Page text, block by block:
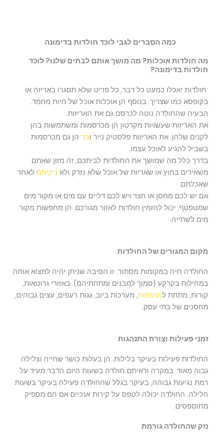
כמה הסברים לגבי לוכד חולדות בדימונה
מה חולדות אוכלות? מה מושך אותם לבתים שלנו? לוכד
חולדות בדימונה?
חולדות יאכלו כמעט כל דבר, כל פריט שלא תסגרו באריזה או
בקופסא כמו שצריך. בנוסף הן אוכלות אוכל של חיות מחמד.
הבעיה שהחולדה נוטה לכרסם גם את האריזות.
את האריזות שעשויות מקרטון הן מכרסמות ומשתמשות בהן
לקנים שלהן. את האריזות פלסטיק נייר ובד הן גם מכרסמות
בשביל להגיע לאוכל עצמו.
בדרך כלל מה שמושך את החולדות לביתכם, זה מזון שאתם
משאירים בחוץ או שאריות של אוכל שלא נזרק ולא ניקיתם לאחר
שאכלתם.
אם יש לכם מחסן או חצר ויש לכם דליים עם מים או מקור מים
שמטפטף, יכול להזמין חולדות לאזור מגורכם. הן מחפשות מקור
מים לשתייה.
מקום המגורים של החולדות
החולדה חיה במקומות מסתור. זו הסיבה שניתן יהיה למצוא אותה
במחילות בקרקע (סמוך למבנים ומתחתיהם). באזורי גרוטאות,
קורות, מתחת למרצפות, מערכות ביוב, גגות רעפים, עצים גבוהים,
מחסנים של בתי עסק.
זמני פעילות וצורת התנהגות
החולדות פעילות בעיקר בלילות. הן בעלות כושר שחייה וצלילה
גבוה מאוד. במקרה וראיתם חולדה בשעות היום הדבר מעיד על
רמת נגיעות גבוהה, בעיקר בגלל שהחולדה פעילה בעיקר בשעות
הלילה. החולדה יכולה לטפס על קירות אנכיים אם הם מספיק
מחוספסים.
נזק שהחולדה גורמת